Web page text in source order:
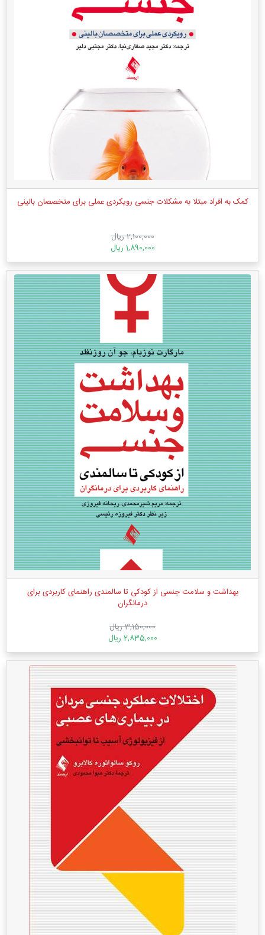
کمک به افراد مبتلا به مشکلات جنسی رویکردی عملی برای متخصصان بالینی
2,100,000 ریال
1,890,000 ریال
بهداشت و سلامت جنسی از کودکی تا سالمندی راهنمای کاربردی برای
درمانگران
3,150,000 ریال
2,835,000 ریال